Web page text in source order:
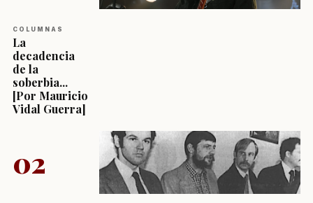
COLUMNAS
La
decadencia
de la
soberbia...
[Por Mauricio
Vidal Guerra]
02